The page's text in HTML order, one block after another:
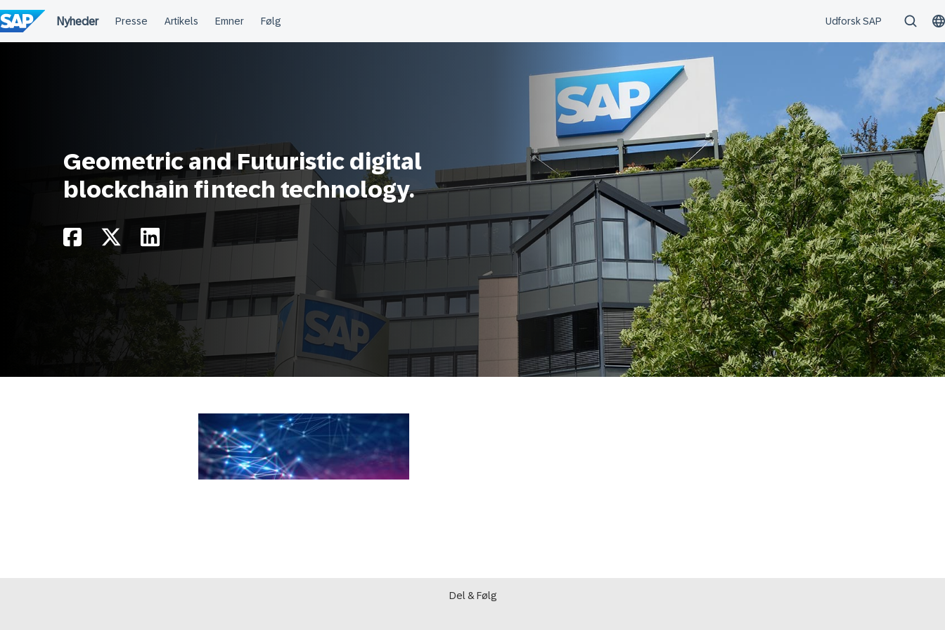
til
indholdet
Geometric and Futuristic digital
blockchain fintech technology.
Del & Følg